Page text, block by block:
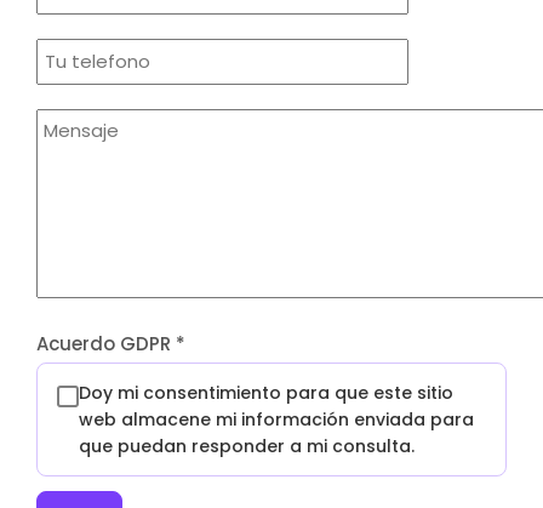
Acuerdo GDPR *
Doy mi consentimiento para que este sitio
web almacene mi información enviada para
que puedan responder a mi consulta.